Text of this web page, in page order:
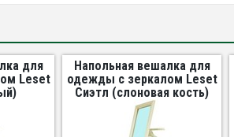
для
Leset
Напольная вешалка для
одежды с зеркалом Leset
Сиэтл (слоновая кость)